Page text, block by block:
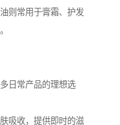
则常用于膏霜、护发
日常产品的理想选
吸收，提供即时的滋